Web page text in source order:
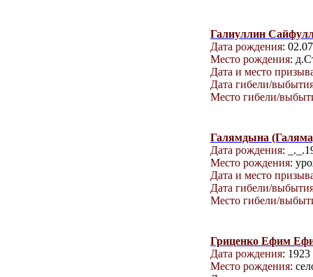
Галиуллин
Дата рождения:
Место рождения:
Дата и место
Дата гибели/
Место гибели/
Галямдына
Дата рождения:
Место рождения:
Дата и место
Дата гибели/
Место гибели/
Гриценко Ефим
Дата рождения: 1923
Место рождения: